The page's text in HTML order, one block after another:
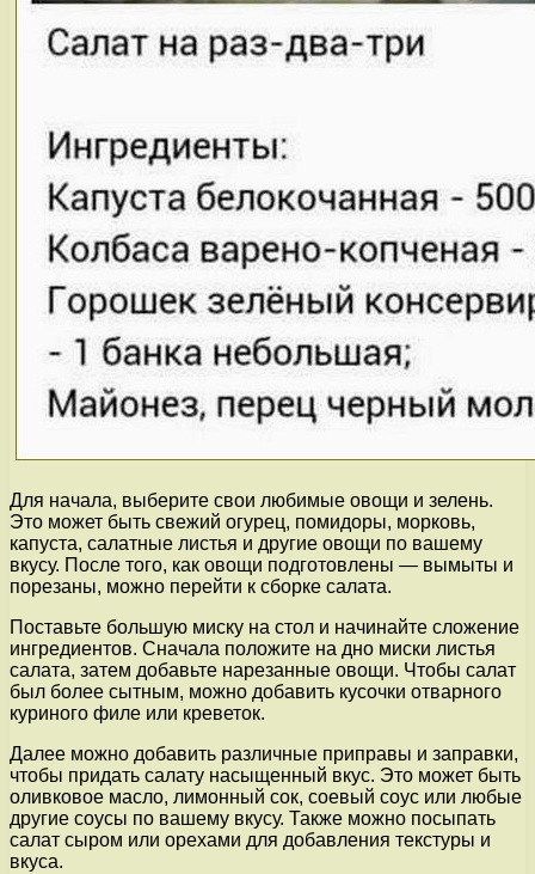
Для начала, выберите свои любимые овощи и зелень.
Это может быть свежий огурец, помидоры, морковь,
капуста, салатные листья и другие овощи по вашему
вкусу. После того, как овощи подготовлены — вымыты и
порезаны, можно перейти к сборке салата.
Поставьте большую миску на стол и начинайте сложение
ингредиентов. Сначала положите на дно миски листья
салата, затем добавьте нарезанные овощи. Чтобы салат
был более сытным, можно добавить кусочки отварного
куриного филе или креветок.
Далее можно добавить различные приправы и заправки,
чтобы придать салату насыщенный вкус. Это может быть
оливковое масло, лимонный сок, соевый соус или любые
другие соусы по вашему вкусу. Также можно посыпать
салат сыром или орехами для добавления текстуры и
вкуса.